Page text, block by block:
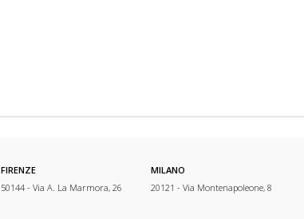
FIRENZE
50144 - Via A. La Marmora, 26
MILANO
20121 - Via Montenapoleone, 8